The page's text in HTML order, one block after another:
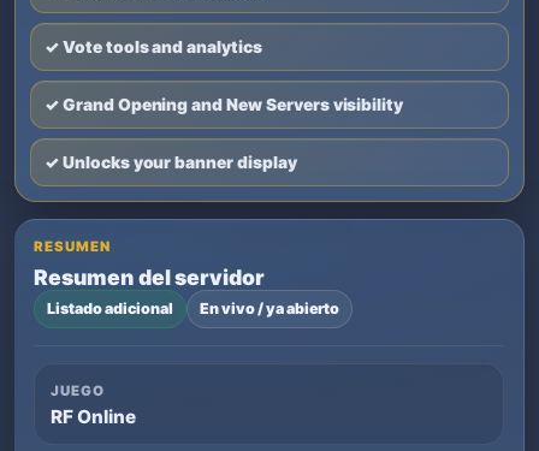
✓ Vote tools and analytics
✓ Grand Opening and New Servers visibility
✓ Unlocks your banner display
RESUMEN
Resumen del servidor
Listado adicional En vivo / ya abierto
JUEGO
RF Online